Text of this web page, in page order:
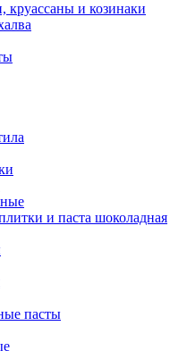
и козинаки
и паста шоколадная
пасты